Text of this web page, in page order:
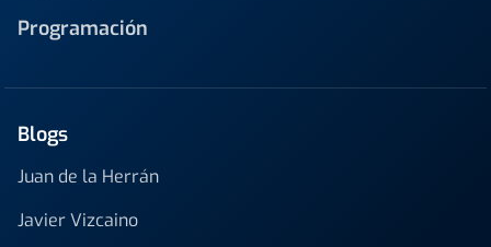
Programación
Blogs
Juan de la Herrán
Javier Vizcaino